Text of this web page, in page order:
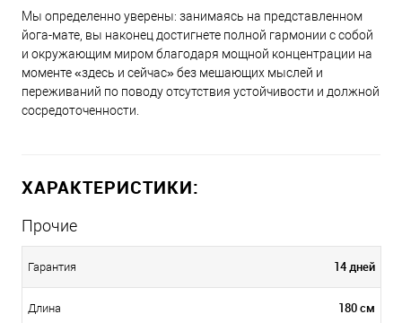
Мы определенно уверены: занимаясь на представленном
йога-мате, вы наконец достигнете полной гармонии с собой
и окружающим миром благодаря мощной концентрации на
моменте «здесь и сейчас» без мешающих мыслей и
переживаний по поводу отсутствия устойчивости и должной
сосредоточенности.
ХАРАКТЕРИСТИКИ:
Прочие
Гарантия 14 дней
Длина 180 см